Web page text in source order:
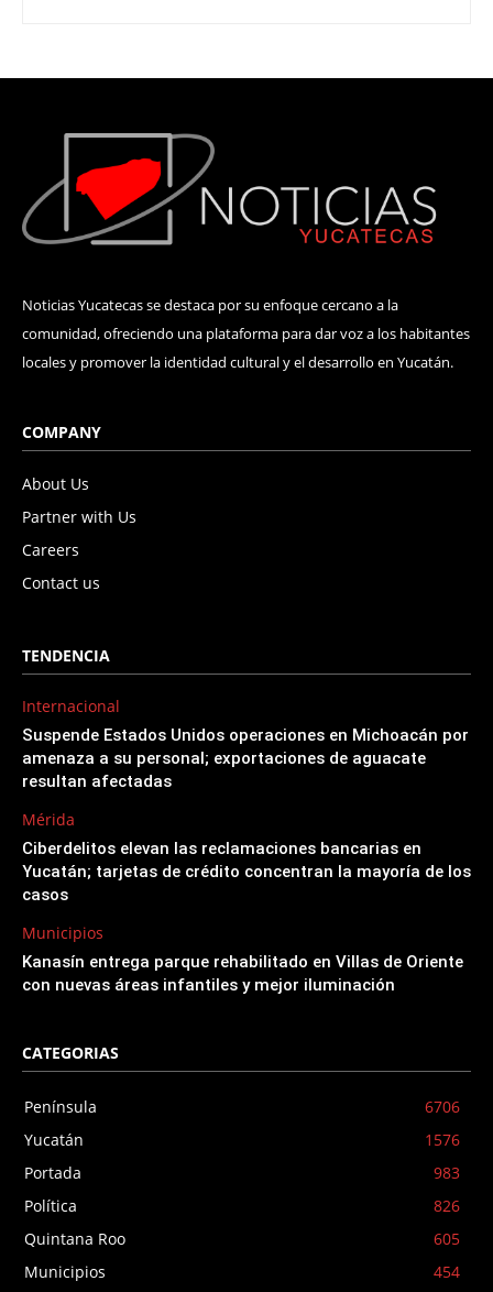
Noticias Yucatecas se destaca por su enfoque cercano a la
comunidad, ofreciendo una plataforma para dar voz a los habitantes
locales y promover la identidad cultural y el desarrollo en Yucatán.
COMPANY
About Us
Partner with Us
Careers
Contact us
TENDENCIA
Internacional
Suspende Estados Unidos operaciones en Michoacán por
amenaza a su personal; exportaciones de aguacate
resultan afectadas
Mérida
Ciberdelitos elevan las reclamaciones bancarias en
Yucatán; tarjetas de crédito concentran la mayoría de los
casos
Municipios
Kanasín entrega parque rehabilitado en Villas de Oriente
con nuevas áreas infantiles y mejor iluminación
CATEGORIAS
Península
6706
Yucatán
1576
Portada
983
Política
826
Quintana Roo
605
Municipios
454